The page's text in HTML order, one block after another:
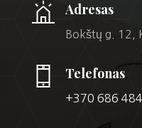
Adresas
Bokštų g. 12,
Telefonas
+370 686